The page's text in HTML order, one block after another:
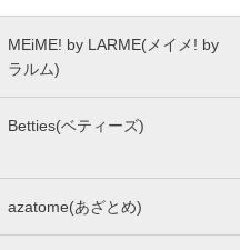
MEiME! by LARME(メイメ! by
ラルム)
Betties(ベティーズ)
azatome(あざとめ)